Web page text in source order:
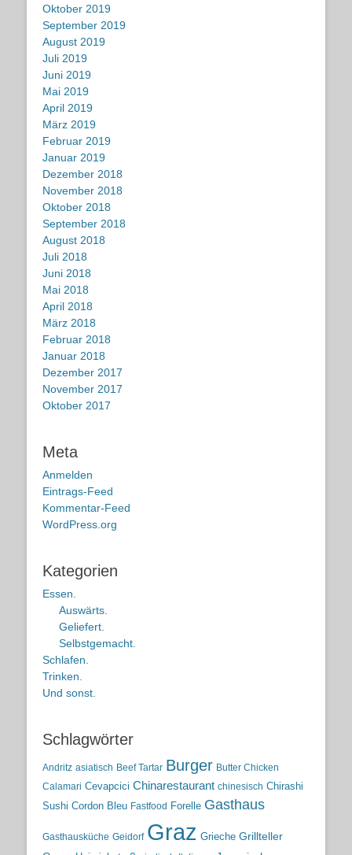
Oktober 2019
September 2019
August 2019
Juli 2019
Juni 2019
Mai 2019
April 2019
März 2019
Februar 2019
Januar 2019
Dezember 2018
November 2018
Oktober 2018
September 2018
August 2018
Juli 2018
Juni 2018
Mai 2018
April 2018
März 2018
Februar 2018
Januar 2018
Dezember 2017
November 2017
Oktober 2017
Meta
Anmelden
Eintrags-Feed
Kommentar-Feed
WordPress.org
Kategorien
Essen.
Auswärts.
Geliefert.
Selbstgemacht.
Schlafen.
Trinken.
Und sonst.
Schlagwörter
Andritz asiatisch Beef Tartar Burger Butter Chicken
Calamari Cevapcici Chinarestaurant chinesisch Chirashi
Sushi Cordon Bleu Fastfood Forelle Gasthaus
Gasthausküche Geidorf Graz Grieche Grillteller